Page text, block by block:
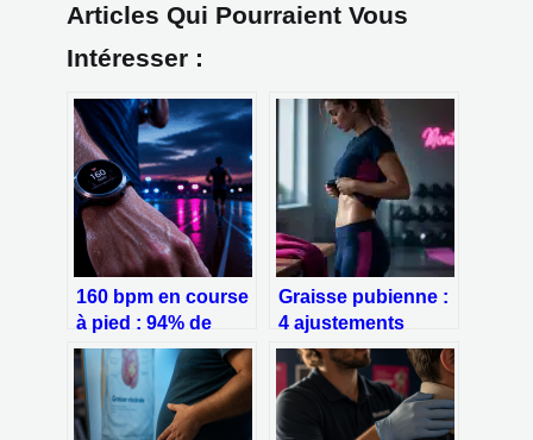
Articles Qui Pourraient Vous
Intéresser :
160 bpm en course
à pied : 94% de
FCM pour un
senior, 84% pour
un trentenaire
Graisse pubienne :
4 ajustements
alimentaires et 30
secondes de
gainage pour
l’affiner